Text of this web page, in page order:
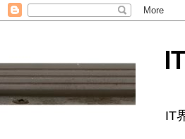
IT